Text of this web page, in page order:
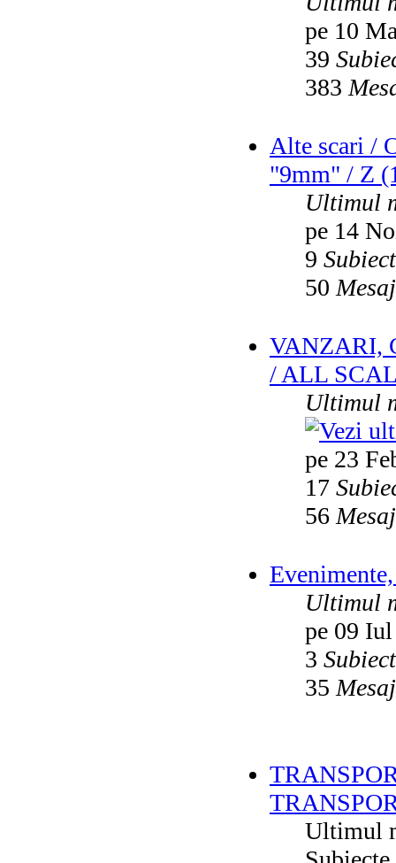
pe 10
39
383
Alte scari /
"9mm" / Z
Ultimul
pe 14
9
50
VANZARI,
/ ALL
Ultimul
pe 23
17
56
Ultimul
pe 09
3
35
Ultimul